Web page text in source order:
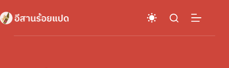
to
content